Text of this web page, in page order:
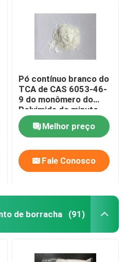
Pó contínuo branco do
TCA de CAS 6053-46-
9 do monômero do
Polyimide do minuto
99% da pureza
Melhor preço
Fale Conosco
de borracha (91)